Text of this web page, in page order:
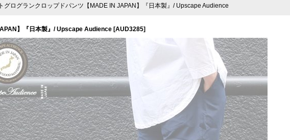
グログランクロップドパンツ【MADE IN JAPAN】『日本製』/ Upscape Audience
】『日本製』/ Upscape Audience [AUD3285]